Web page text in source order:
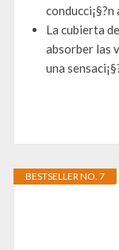
La cubierta
absorber las
una
BESTSELLER NO. 7